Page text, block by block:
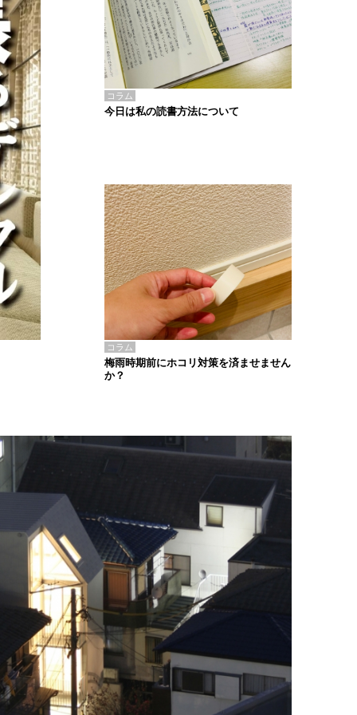
コラム
今日は私の読書方法について
コラム
梅雨時期前にホコリ対策を済ませません
か？